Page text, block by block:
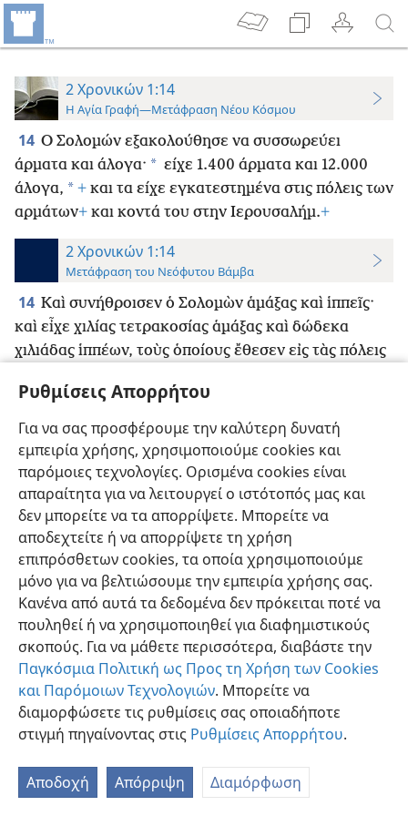
Ρυθμίσεις Απορρήτου
Για να σας προσφέρουμε την καλύτερη δυνατή
εμπειρία χρήσης, χρησιμοποιούμε cookies και
παρόμοιες τεχνολογίες. Ορισμένα cookies είναι
απαραίτητα για να λειτουργεί ο ιστότοπός μας και
δεν μπορείτε να τα απορρίψετε. Μπορείτε να
αποδεχτείτε ή να απορρίψετε τη χρήση
επιπρόσθετων cookies, τα οποία χρησιμοποιούμε
μόνο για να βελτιώσουμε την εμπειρία χρήσης σας.
Κανένα από αυτά τα δεδομένα δεν πρόκειται ποτέ να
πουληθεί ή να χρησιμοποιηθεί για διαφημιστικούς
σκοπούς. Για να μάθετε περισσότερα, διαβάστε την
Παγκόσμια Πολιτική ως Προς τη Χρήση των Cookies
και Παρόμοιων Τεχνολογιών. Μπορείτε να
διαμορφώσετε τις ρυθμίσεις σας οποιαδήποτε
στιγμή πηγαίνοντας στις Ρυθμίσεις Απορρήτου.
Αποδοχή Απόρριψη Διαμόρφωση
2 Χρονικών 1:14
Η Αγία Γραφή—Μετάφραση Νέου Κόσμου
14 Ο Σολομών εξακολούθησε να συσσωρεύει
άρματα και άλογα· * είχε 1.400 άρματα και 12.000
άλογα, * + και τα είχε εγκατεστημένα στις πόλεις των
αρμάτων+ και κοντά του στην Ιερουσαλήμ.+
2 Χρονικών 1:14
Μετάφραση του Νεόφυτου Βάμβα
14 Καὶ συνήθροισεν ὁ Σολομὼν ἁμάξας καὶ ἱππεῖς·
καὶ εἶχε χιλίας τετρακοσίας ἁμάξας καὶ δώδεκα
χιλιάδας ἱππέων, τοὺς ὁποίους ἔθεσεν εἰς τὰς πόλεις
Ἱερουσαλήμ.
Ελληνική Προτιμήσεις
Copyright© 2026 Watch Tower Bible and Tract Society of Pennsylvania
Πολιτική Απορρήτου
Ρυθμίσεις Απορρήτου
JW.ORG
Σύνδεση